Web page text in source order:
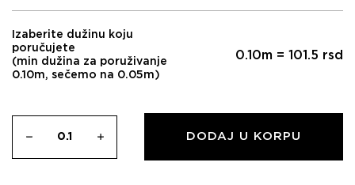
Izaberite dužinu koju
poručujete
(min dužina za poruživanje
0.10m, sečemo na 0.05m)
0.10m = 101.5 rsd
DODAJ U KORPU